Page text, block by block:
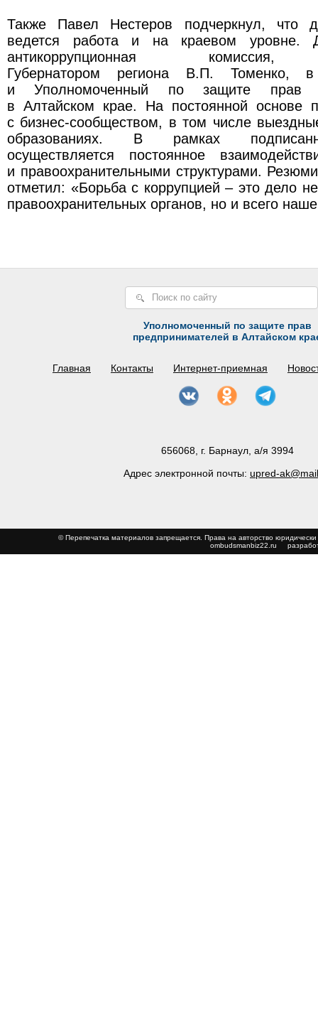
Также Павел Нестеров подчеркнул, что
ведется работа и на краевом уровне.
антикоррупционная комиссия,
Губернатором региона В.П. Томенко,
и Уполномоченный по защите прав
в Алтайском крае. На постоянной основе
с бизнес-сообществом, в том числе
образованиях. В рамках
осуществляется постоянное
и правоохранительными структурами.
отметил: «Борьба с коррупцией – это дело
правоохранительных органов, но и всего
Уполномоченный по защите прав
предпринимателей в Алтайском
Главная Контакты Интернет-приемная
656068, г. Барнаул, а/я 3994
Адрес электронной почты: upred-
© Перепечатка материалов запрещается. Права на авторство
ombudsmanbiz22.ru